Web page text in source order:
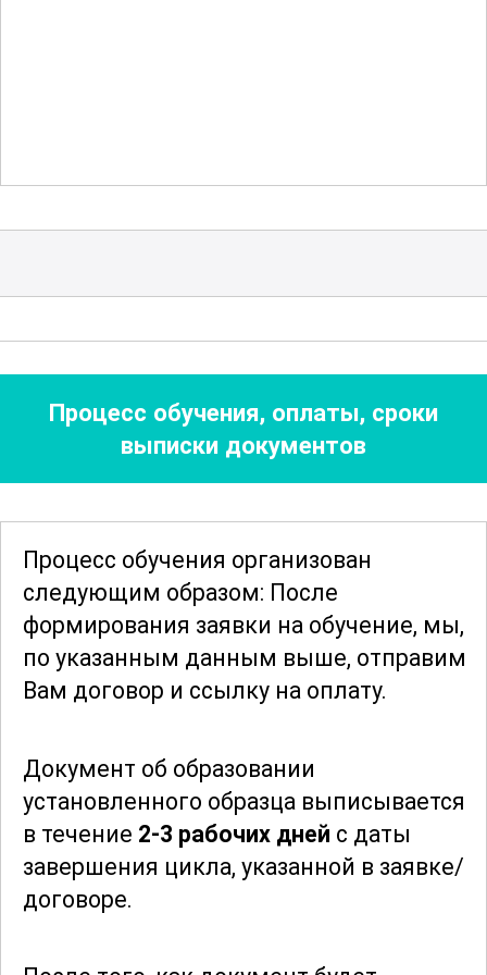
практике. В ходе обучения особое
внимание уделяется разработке и
реализации образовательных
программ, а также методикам оценки и
коррекции детского развития.
разрабатывать индивидуальные планы
обучения, адаптированные под
потребности каждого ребенка.
Важным аспектом является также
развитие коммуникативных навыков и
узнают, как эффективно
взаимодействовать с родителями,
коллегами и администрацией
образовательного учреждения, а также
как решать возникающие конфликты и
Процесс обучения, оплаты, сроки
выписки документов
Процесс обучения организован
следующим образом: После
формирования заявки на обучение, мы,
по указанным данным выше, отправим
Вам договор и ссылку на оплату.
Документ об образовании
установленного образца выписывается
в течение 2-3 рабочих дней с даты
завершения цикла, указанной в заявке/
договоре.